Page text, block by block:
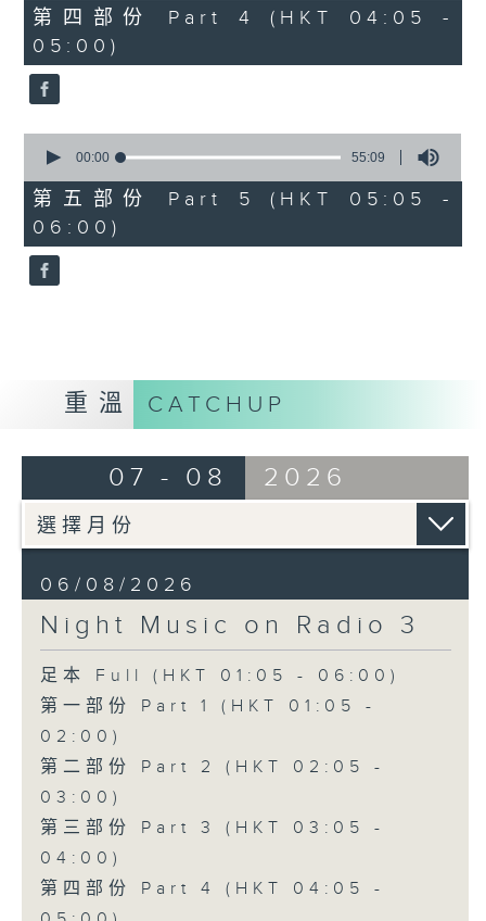
55
minutes,
9
seconds
第四部份 Part 4 (HKT 04:05 -
05:00)
seconds
55
minutes,
9
seconds
00:00 55:09
第五部份 Part 5 (HKT 05:05 -
06:00)
重溫 CATCHUP
07 - 08 2026
06/08/2026
Night Music on Radio 3
足本 Full (HKT 01:05 - 06:00)
第一部份 Part 1 (HKT 01:05 -
02:00)
第二部份 Part 2 (HKT 02:05 -
03:00)
第三部份 Part 3 (HKT 03:05 -
04:00)
第四部份 Part 4 (HKT 04:05 -